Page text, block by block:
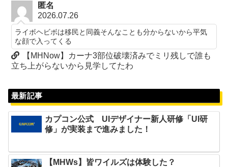
匿名
2026.07.26
ライボヘビボは移民と同義そんなことも分からないから平気
な顔で入ってくる
【MHNow】カーナ3部位破壊済みでミリ残しで誰も
立ち上がらないから見学してたわ
最新記事
カプコン公式 UIデザイナー新人研修「UI研
修」が実装まで進みました！
【MHWs】皆ワイルズは体験した？